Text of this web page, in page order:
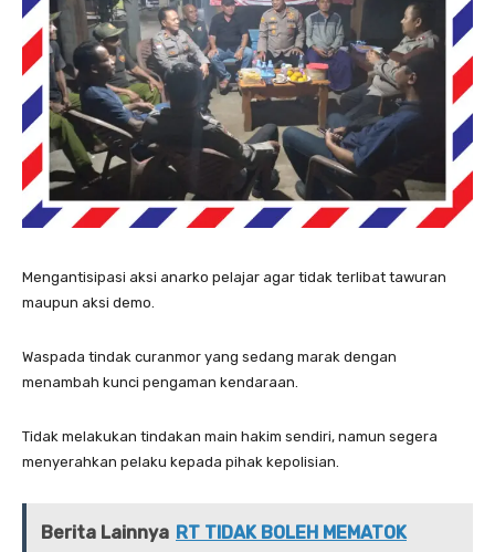
Mengantisipasi aksi anarko pelajar agar tidak terlibat tawuran
maupun aksi demo.
Waspada tindak curanmor yang sedang marak dengan
menambah kunci pengaman kendaraan.
Tidak melakukan tindakan main hakim sendiri, namun segera
menyerahkan pelaku kepada pihak kepolisian.
Berita Lainnya RT TIDAK BOLEH MEMATOK